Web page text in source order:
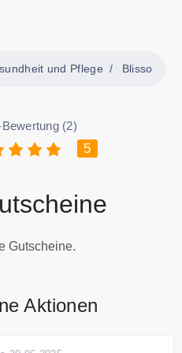
und Pflege Blisso
(2)
5
Gutscheine.
Aktionen